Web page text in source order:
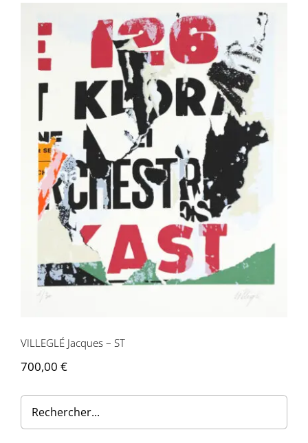
VILLEGLÉ Jacques – ST
VILLEGLÉ Jacques – ST
700,00 €